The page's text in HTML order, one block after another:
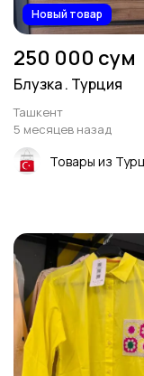
Новый товар
250 000 сум
Блузка . Турция
Ташкент
5 месяцев назад
Товары из